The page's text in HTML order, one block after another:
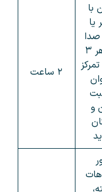
با
یا
برای هر ۳
و
۲ ساعت